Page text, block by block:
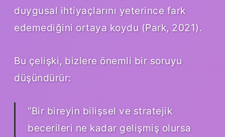
duygusal ihtiyaçlarını yeterince fark
edemediğini ortaya koydu (Park, 2021).
Bu çelişki, bizlere önemli bir soruyu
düşündürür:
“Bir bireyin bilişsel ve stratejik
becerileri ne kadar gelişmiş olursa